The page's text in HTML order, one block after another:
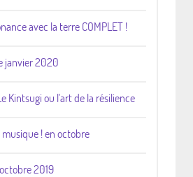
avec la terre COMPLET !
janvier 2020
Kintsugi ou l'art de la résilience
! en octobre
2019